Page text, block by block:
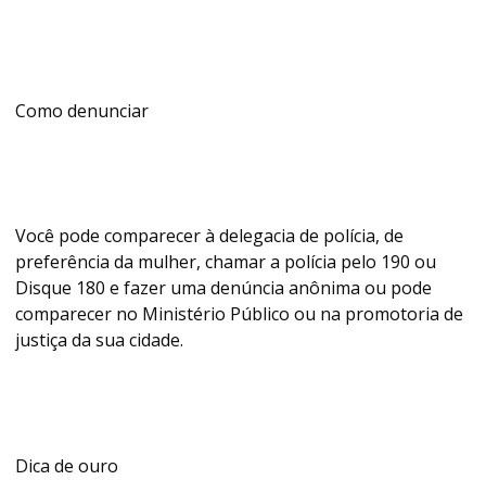
Como denunciar
Você pode comparecer à delegacia de polícia, de
preferência da mulher, chamar a polícia pelo 190 ou
Disque 180 e fazer uma denúncia anônima ou pode
comparecer no Ministério Público ou na promotoria de
justiça da sua cidade.
Dica de ouro